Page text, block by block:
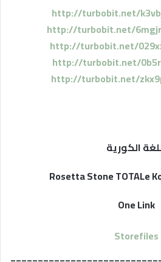
http://turbobit.net/
http://turbobit.net/
http://turbobit.net/
http://turbobit.net/
http://turbobit.net/
الكورية
Rosetta Stone TOTALe
One Link
Storefiles